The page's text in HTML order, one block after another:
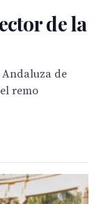
de la
de
remo